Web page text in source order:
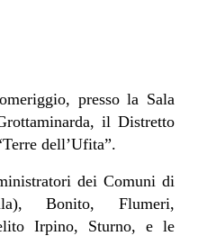
presso la Sala
il Distretto
dell’Ufita”.
dei Comuni di
Bonito, Flumeri,
Irpino, Sturno, e le